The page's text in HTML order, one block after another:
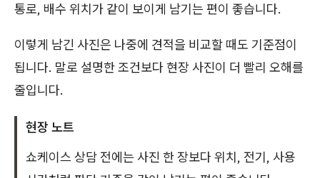
통로, 배수 위치가 같이 보이게 남기는 편이 좋습니다.
이렇게 남긴 사진은 나중에 견적을 비교할 때도 기준점이
됩니다. 말로 설명한 조건보다 현장 사진이 더 빨리 오해를
줄입니다.
현장 노트
쇼케이스 상담 전에는 사진 한 장보다 위치, 전기, 사용